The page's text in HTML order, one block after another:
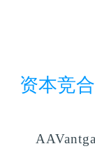
资本竞合